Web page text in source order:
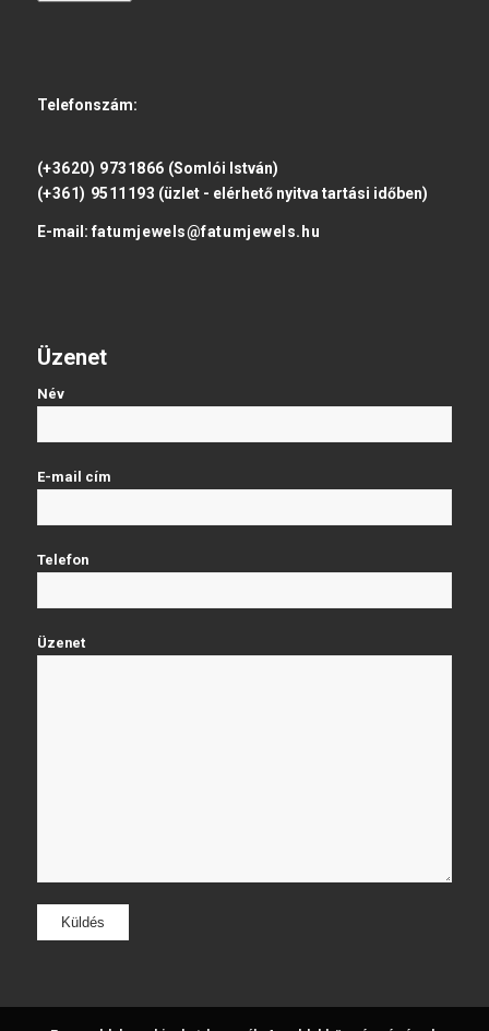
Telefonszám:
(+3620) 9731866 (Somlói István)
(+361) 9511193 (üzlet - elérhető nyitva tartási időben)
E-mail: fatumjewels@fatumjewels.hu
Üzenet
Név
E-mail cím
Telefon
Üzenet